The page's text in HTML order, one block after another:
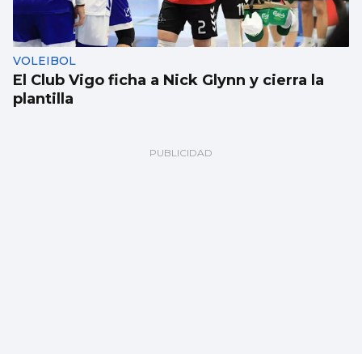
VOLEIBOL
El Club Vigo ficha a Nick Glynn y cierra la
plantilla